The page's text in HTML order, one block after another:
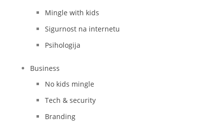
Mingle with kids
Sigurnost na internetu
Psihologija
Business
No kids mingle
Tech & security
Branding